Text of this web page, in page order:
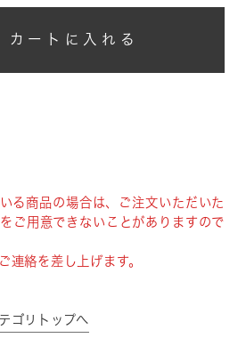
カートに入れる
る商品の場合は、ご注文いただいた
ご用意できないことがありますので
連絡を差し上げます。
ゴリトップへ